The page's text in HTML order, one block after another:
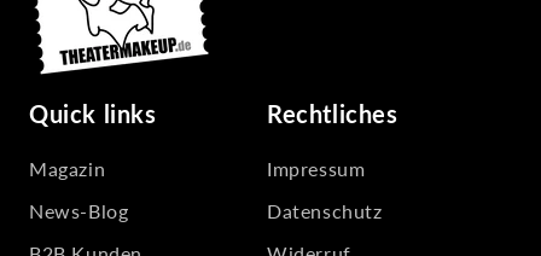
Quick links
Magazin
News-Blog
Rechtliches
Impressum
Datenschutz